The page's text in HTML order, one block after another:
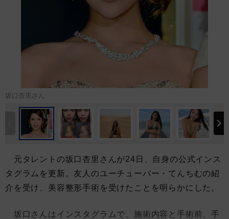
坂口杏里さん
元タレントの坂口杏里さんが24日、自身の公式インス
タグラムを更新。友人のユーチューバー・てんちむの紹
介を受け、美容整形手術を受けたことを明らかにした。
坂口さんはインスタグラムで、施術内容と手術前、手